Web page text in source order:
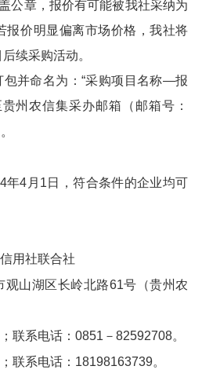
公章，报价有可能被我社采纳为
报价明显偏离市场价格，我社将
续采购活动。
包并命名为：“采购项目名称—报
州农信集采办邮箱（邮箱号：
年4月1日，符合条件的企业均可
用社联合社
观山湖区长岭北路61号（贵州农
联系电话：0851－82592708。
联系电话：18198163739。